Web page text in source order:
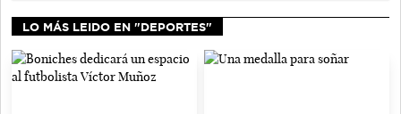
LO MÁS LEIDO EN "DEPORTES"